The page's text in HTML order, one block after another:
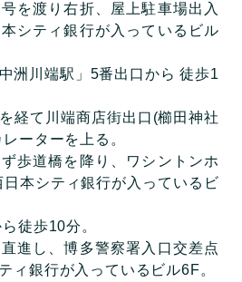
を渡り右折、屋上駐車場出入
シティ銀行が入っているビル
洲川端駅」5番出口から 徒歩1
経て川端商店街出口(櫛田神社
ーターを上る。
歩道橋を降り、ワシントンホ
本シティ銀行が入っているビ
徒歩10分。
進し、博多警察署入口交差点
ィ銀行が入っているビル6F。